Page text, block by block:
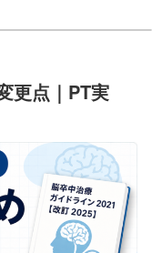
更点｜PT実